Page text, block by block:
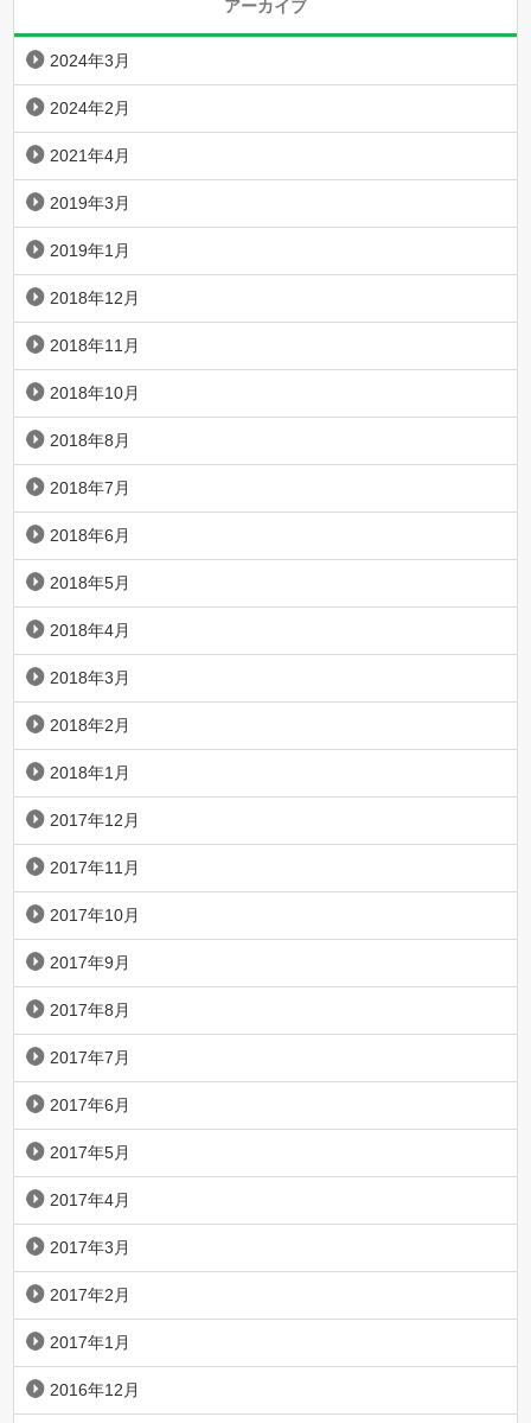
アーカイブ
2024年3月
2024年2月
2021年4月
2019年3月
2019年1月
2018年12月
2018年11月
2018年10月
2018年8月
2018年7月
2018年6月
2018年5月
2018年4月
2018年3月
2018年2月
2018年1月
2017年12月
2017年11月
2017年10月
2017年9月
2017年8月
2017年7月
2017年6月
2017年5月
2017年4月
2017年3月
2017年2月
2017年1月
2016年12月